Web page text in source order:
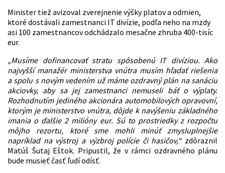
Minister tiež avizoval zverejnenie výšky platov a odmien,
ktoré dostávali zamestnanci IT divízie, podľa neho na mzdy
asi 100 zamestnancov odchádzalo mesačne zhruba 400-tisíc
eur.
„Musíme dofinancovať stratu spôsobenú IT divíziou. Ako
najvyšší manažér ministerstva vnútra musím hľadať riešenia
a spolu s novým vedením už máme ozdravný plán na sanáciu
akciovky, aby sa jej zamestnanci nemuseli báť o výplaty.
Rozhodnutím jediného akcionára automobilových opravovní,
ktorým je ministerstvo vnútra, dôjde k navýšeniu základného
imania o ďalšie 2 milióny eur. Sú to prostriedky z rozpočtu
môjho rezortu, ktoré sme mohli minúť zmysluplnejšie
napríklad na výstroj a výzbroj polície či hasičov,“zdôraznil
Matúš Šutaj Eštok. Pripustil, že v rámci ozdravného plánu
bude musieť časť ľudí odísť.